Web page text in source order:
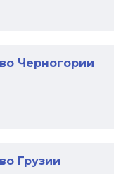
Черногории
Грузии